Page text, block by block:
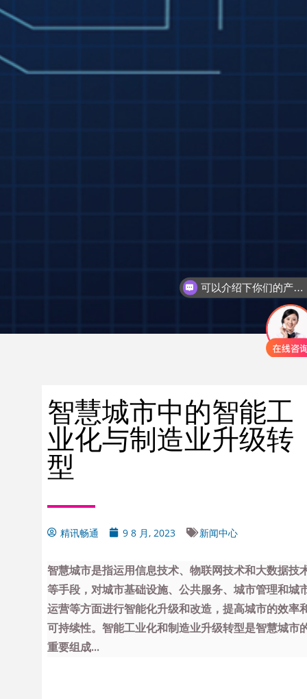
智慧城市中的智能工
业化与制造业升级转
型
精讯畅通 9 8 月, 2023 新闻中心
智慧城市是指运用信息技术、物联网技术和大数据技
等手段，对城市基础设施、公共服务、城市管理和城
运营等方面进行智能化升级和改造，提高城市的效率
可持续性。智能工业化和制造业升级转型是智慧城市
重要组成...
可以介绍下你们的产品么